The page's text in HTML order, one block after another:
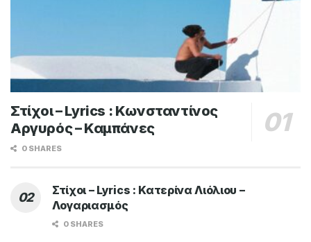
Στίχοι – Lyrics : Κωνσταντίνος
Αργυρός – Καμπάνες
0 SHARES
Στίχοι – Lyrics : Κατερίνα Λιόλιου –
Λογαριασμός
0 SHARES